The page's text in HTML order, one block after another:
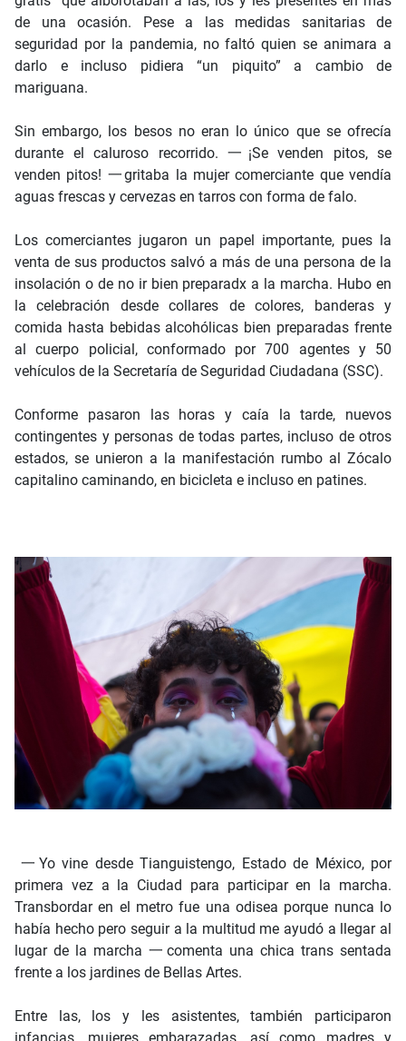
de una ocasión. Pese a las medidas sanitarias de
seguridad por la pandemia, no faltó quien se animara a
darlo e incluso pidiera “un piquito” a cambio de
mariguana.
Sin embargo, los besos no eran lo único que se ofrecía
durante el caluroso recorrido. 一¡Se venden pitos, se
venden pitos! 一gritaba la mujer comerciante que vendía
aguas frescas y cervezas en tarros con forma de falo.
Los comerciantes jugaron un papel importante, pues la
venta de sus productos salvó a más de una persona de la
insolación o de no ir bien preparadx a la marcha. Hubo en
la celebración desde collares de colores, banderas y
comida hasta bebidas alcohólicas bien preparadas frente
al cuerpo policial, conformado por 700 agentes y 50
vehículos de la Secretaría de Seguridad Ciudadana (SSC).
Conforme pasaron las horas y caía la tarde, nuevos
contingentes y personas de todas partes, incluso de otros
estados, se unieron a la manifestación rumbo al Zócalo
capitalino caminando, en bicicleta e incluso en patines.
一Yo vine desde Tianguistengo, Estado de México, por
primera vez a la Ciudad para participar en la marcha.
Transbordar en el metro fue una odisea porque nunca lo
había hecho pero seguir a la multitud me ayudó a llegar al
lugar de la marcha 一comenta una chica trans sentada
frente a los jardines de Bellas Artes.
Entre las, los y les asistentes, también participaron